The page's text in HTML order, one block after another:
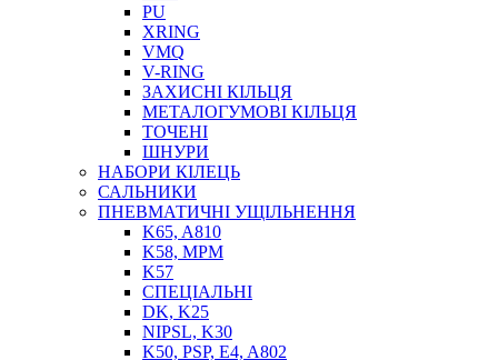
ПІСТОЛЕТИ
НАСОСИ ТА ПОМПИ
НАГНІТАЧІ
МУФТИ (НАСАДКИ) ДЛЯ ШПРИЦІВ
МАСЛЯНКИ, ЛІЙКИ
ПРЕС-МАСЛЯНКИ
ШЛАНГИ, ТРУБКИ
ШПРИЦИ МАСТИЛЬНІ
PU
XRING
VMQ
V-RING
ЗАХИСНІ КІЛЬЦЯ
МЕТАЛОГУМОВІ КІЛЬЦЯ
ТОЧЕНІ
ШНУРИ
НАБОРИ КІЛЕЦЬ
САЛЬНИКИ
ПНЕВМАТИЧНІ УЩІЛЬНЕННЯ
K65, A810
K58, MPM
K57
СПЕЦІАЛЬНІ
DK, K25
NIPSL, K30
K50, PSP, E4, A802